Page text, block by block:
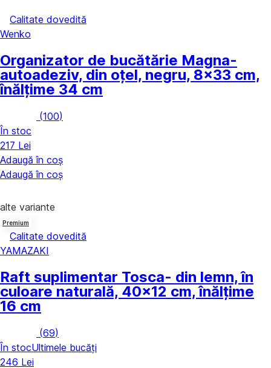
Calitate dovedită
Wenko
Organizator de bucătărie Magna-
autoadeziv, din oțel, negru, 8x33 cm,
înălțime 34 cm
(100)
În stoc
217 Lei
Adaugă în coș
Adaugă în coș
alte variante
Premium
Calitate dovedită
YAMAZAKI
Raft suplimentar Tosca- din lemn, în
culoare naturală, 40x12 cm, înălțime
16 cm
(69)
În stocUltimele bucăți
246 Lei